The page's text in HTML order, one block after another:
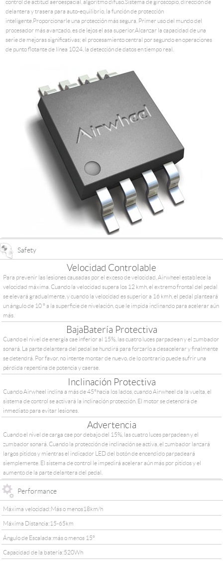
control de actitud aeroespacial, algoritmo difuso.Sistema de giroscopio, dirección de
delantera y trasera para auto-equilibrio, la función de protección
inteligente.Proporcionarle una protección más segura. Primer uso del mundo del
procesador más avanzado, es de lejos el asa superior.Alcanzar la capacidad de una
serie de mejoras significativas; el procesamiento central por segundo en operaciones
de punto flotante de línea 1024, la detección de datos en tiempo real.
Safety
Velocidad Controlable
Para prevenir las lesiones causadas por el exceso de velocidad, Airwheel establece la
velocidad máxima. Cuando la velocidad supera los 12 kmh, el extremo frontal del pedal
se elevará gradualmente, y cuando la velocidad es superior a 16 kmh, el pedal planteará
un ángulo de 10 ° a la superficie de nivelación, que le impida inclinando para acelerar aún
más.
BajaBatería Protectiva
Cuando el nivel de energía cae inferior al 15%, las cuatro luces parpadean y el zumbador
sonará. La parte delantera del pedal se hundirá para forzarlo a desacelerar y finalmente
se detendrá. Por favor, no intente montar de nuevo, de lo contrario puede sufrir una
pérdida repentina de potencia y caerse.
Inclinación Protectiva
Cuando Airwheel inclina a más de 45°hacia los lados, cuando Airwheel da la vuelta, el
sistema de control se activará la inclinación protección. El motor se detendrá de
inmediato para evitar lesiones.
Advertencia
Cuando el nivel de carga cae por debajo del 15%, las cuatro luces parpadean y el
zumbador sonará. Cuando la protección de inclinación se activa, el zumbador lanzará
largos pitidos y mientras el indicador LED del botón de encendido parpadeará
siemplemente. El sistema de control le impedirá acelerar aún más por pitidos y el
aumento de la parte delantera del pedal.
Performance
Máxima velocidad:Más o menos18km/h
Máxima Distancia:15-65km
Ángulo de Escalada:más o menos 15°
Capacidad de la batería:520Wh